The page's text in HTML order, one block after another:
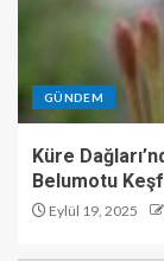
GÜNDEM
Küre
Belumotu
Eylül 19, 2025